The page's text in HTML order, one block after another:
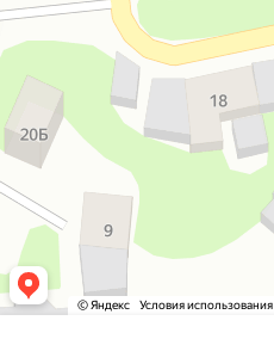
© Яндекс Условия использования